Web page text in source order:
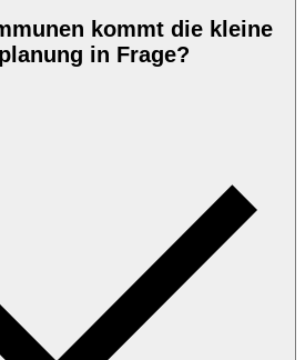
kommt die kleine
in Frage?